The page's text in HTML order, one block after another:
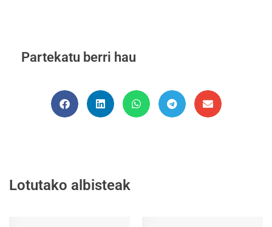
Partekatu berri hau
Lotutako albisteak